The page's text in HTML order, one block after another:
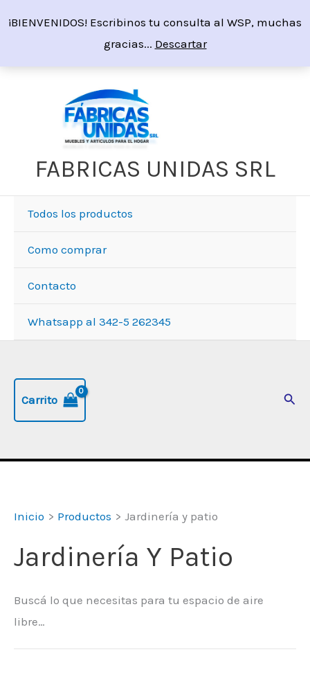
¡BIENVENIDOS! Escribinos tu consulta al WSP, muchas
gracias... Descartar
FABRICAS UNIDAS SRL
Todos los productos
Como comprar
Contacto
Whatsapp al 342-5 262345
Carrito
Inicio Productos Jardinería y patio
Jardinería Y Patio
Buscá lo que necesitas para tu espacio de aire
libre…